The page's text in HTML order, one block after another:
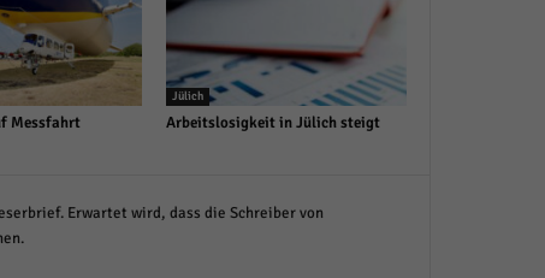
Messfahrt
Jülich
Arbeitslosigkeit in Jülich steigt
Erwartet wird, dass die Schreiber von